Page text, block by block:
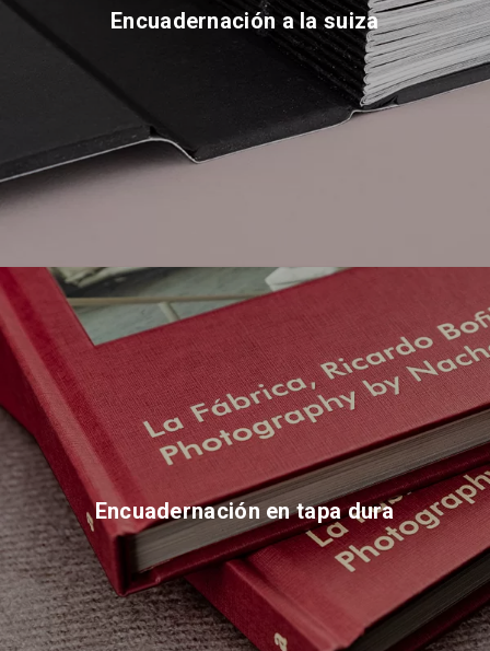
Encuadernación a la suiza
Encuadernación en tapa dura